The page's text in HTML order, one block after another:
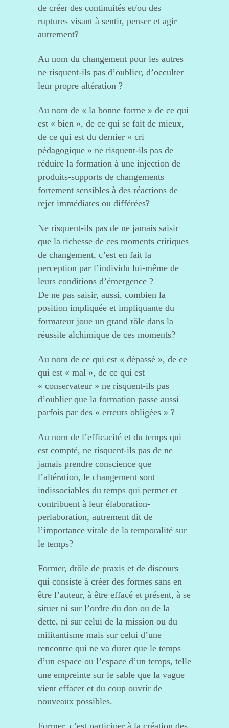
de créer des continuités et/ou des
ruptures visant à sentir, penser et agir
autrement?
Au nom du changement pour les autres
ne risquent-ils pas d’oublier, d’occulter
leur propre altération ?
Au nom de « la bonne forme » de ce qui
est « bien », de ce qui se fait de mieux,
de ce qui est du dernier « cri
pédagogique » ne risquent-ils pas de
réduire la formation à une injection de
produits-supports de changements
fortement sensibles à des réactions de
rejet immédiates ou différées?
Ne risquent-ils pas de ne jamais saisir
que la richesse de ces moments critiques
de changement, c’est en fait la
perception par l’individu lui-même de
leurs conditions d’émergence ?
De ne pas saisir, aussi, combien la
position impliquée et impliquante du
formateur joue un grand rôle dans la
réussite alchimique de ces moments?
Au nom de ce qui est « dépassé », de ce
qui est « mal », de ce qui est
« conservateur » ne risquent-ils pas
d’oublier que la formation passe aussi
parfois par des « erreurs obligées » ?
Au nom de l’efficacité et du temps qui
est compté, ne risquent-ils pas de ne
jamais prendre conscience que
l’altération, le changement sont
indissociables du temps qui permet et
contribuent à leur élaboration-
perlaboration, autrement dit de
l’importance vitale de la temporalité sur
le temps?
Former, drôle de praxis et de discours
qui consiste à créer des formes sans en
être l’auteur, à être effacé et présent, à se
situer ni sur l’ordre du don ou de la
dette, ni sur celui de la mission ou du
militantisme mais sur celui d’une
rencontre qui ne va durer que le temps
d’un espace ou l’espace d’un temps, telle
une empreinte sur le sable que la vague
vient effacer et du coup ouvrir de
nouveaux possibles.
Former, c’est participer à la création des